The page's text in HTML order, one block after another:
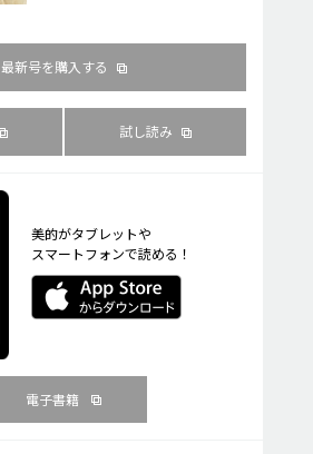
最新号を購入する
試し読み
美的がタブレットや
スマートフォンで読める！
電子書籍